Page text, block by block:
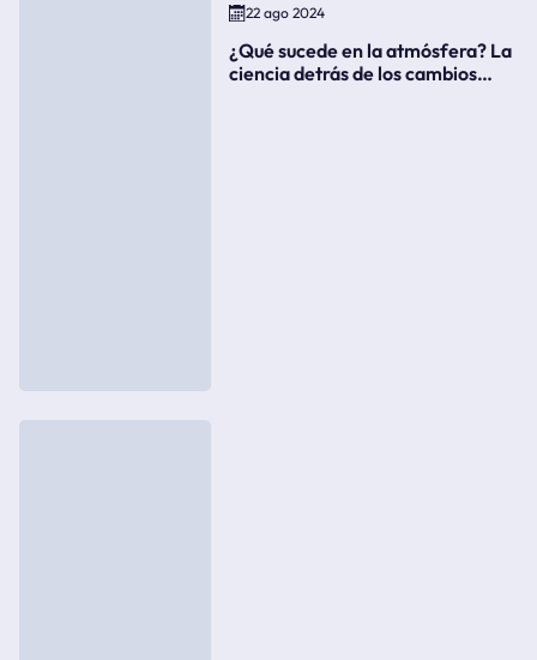
22 ago 2024
¿Qué sucede en la atmósfera? La
ciencia detrás de los cambios